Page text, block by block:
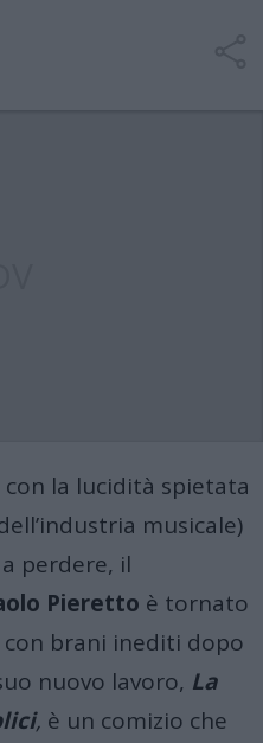
con la lucidità spietata
musicale)
perdere, il
Pieretto è tornato
con brani inediti dopo
nuovo lavoro, La
, è un comizio che